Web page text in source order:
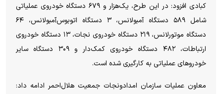
کبادی افزود: در این طرح، یک‌هزار و ۶۷۹ دستگاه خودروی عملیاتی
شامل ۵۸۹ دستگاه آمبولانس، ۳ دستگاه اتوبوس‌آمبولانس، ۶۴
دستگاه موتورلانس، ۲۱۹ دستگاه خودروی نجات، ۱۳ دستگاه خودروی
ارتباطات، ۴۸۲ دستگاه خودروی کمک‌دار و ۳۰۹ دستگاه سایر
خودروهای عملیاتی به کارگیری شده است.
معاون عملیات سازمان امدادونجات جمعیت هلال‌احمر ادامه داد: